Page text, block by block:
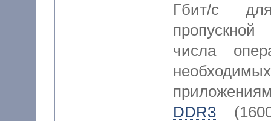
Гбит/с
числа
DDR3(1600